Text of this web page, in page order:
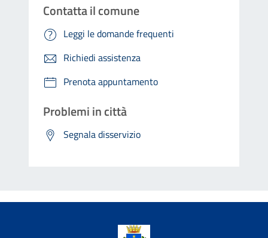
Contatta il comune
Leggi le domande frequenti
Richiedi assistenza
Prenota appuntamento
Problemi in città
Segnala disservizio